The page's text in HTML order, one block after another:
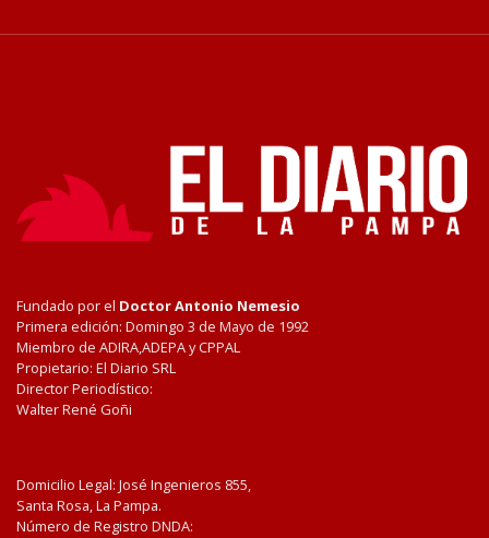
Fundado por el Doctor Antonio Nemesio
Primera edición: Domingo 3 de Mayo de 1992
Miembro de ADIRA,ADEPA y CPPAL
Propietario: El Diario SRL
Director Periodístico:
Walter René Goñi
Domicilio Legal: José Ingenieros 855,
Santa Rosa, La Pampa.
Número de Registro DNDA: